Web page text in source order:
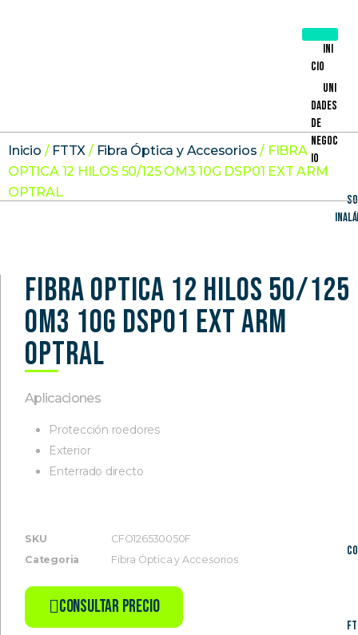
Ini
cio
Uni
dades
de
Negoc
io
Inicio / FTTX / Fibra Óptica y Accesorios / FIBRA
OPTICA 12 HILOS 50/125 OM3 10G DSP01 EXT ARM
OPTRAL
FIBRA OPTICA 12 HILOS 50/125
OM3 10G DSP01 EXT ARM
OPTRAL
Aplicaciones
Protección roedores
Exterior
Enterrado directo
SKU
CFO126530050F
Categoria
Fibra Óptica y Accesorios
Consultar Precio